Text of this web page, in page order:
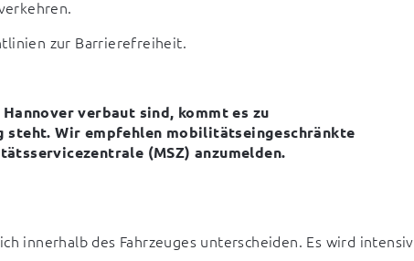
zur Barrierefreiheit.
verbaut sind, kommt es zu
steht. Wir empfehlen mobilitätseingeschränkte
(MSZ) anzumelden.
innerhalb des Fahrzeuges unterscheiden. Es wird intensiv